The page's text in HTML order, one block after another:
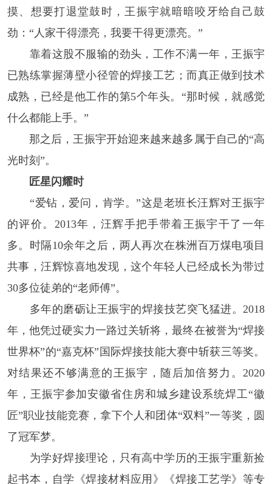
摸、想要打退堂鼓时，王振宇就暗暗咬牙给自己鼓
劲：“人家干得漂亮，我要干得更漂亮。”
靠着这股不服输的劲头，工作不满一年，王振宇
已熟练掌握薄壁小径管的焊接工艺；而真正做到技术
成熟，已经是他工作的第5个年头。“那时候，就感觉
什么都能上手。”
那之后，王振宇开始迎来越来越多属于自己的“高
光时刻”。
匠星闪耀时
“爱钻，爱问，肯学。”这是老班长汪辉对王振宇
的评价。2013年，汪辉手把手带着王振宇干了一年
多。时隔10余年之后，两人再次在株洲百万煤电项目
共事，汪辉惊喜地发现，这个年轻人已经成长为带过
30多位徒弟的“老师傅”。
多年的磨砺让王振宇的焊接技艺突飞猛进。2018
年，他凭过硬实力一路过关斩将，最终在被誉为“焊接
世界杯”的“嘉克杯”国际焊接技能大赛中斩获三等奖。
对结果还不够满意的王振宇，随后加倍努力。2020
年，王振宇参加安徽省住房和城乡建设系统焊工“徽
匠”职业技能竞赛，拿下个人和团体“双料”一等奖，圆
了冠军梦。
为学好焊接理论，只有高中学历的王振宇重新捡
起书本，自学《焊接材料应用》《焊接工艺学》等专